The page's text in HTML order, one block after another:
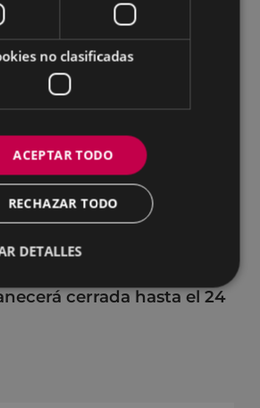
cerrada hasta el 24
no clasificadas
ACEPTAR TODO
RECHAZAR TODO
DETALLES